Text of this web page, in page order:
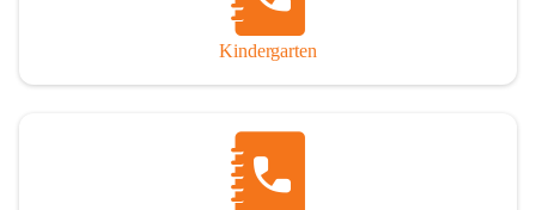
Kindergarten